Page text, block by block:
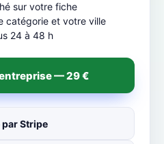
sur votre fiche
catégorie et votre ville
24 à 48 h
— 29 €
Stripe